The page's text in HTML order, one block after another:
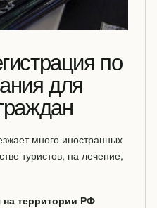
по
для
много иностранных
туристов, на лечение,
территории РФ